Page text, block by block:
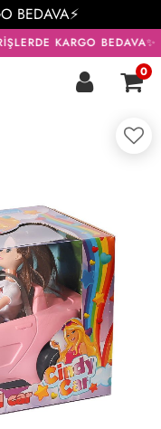
BEDAVA⚡
KARGO BEDAVA✨
0